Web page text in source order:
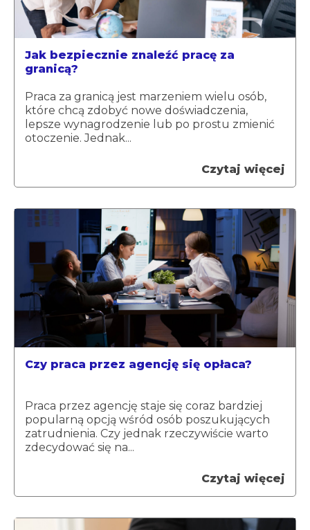
Jak bezpiecznie znaleźć pracę za
granicą?
Praca za granicą jest marzeniem wielu osób,
które chcą zdobyć nowe doświadczenia,
lepsze wynagrodzenie lub po prostu zmienić
otoczenie. Jednak...
Czytaj więcej
Czy praca przez agencję się opłaca?
Praca przez agencję staje się coraz bardziej
popularną opcją wśród osób poszukujących
zatrudnienia. Czy jednak rzeczywiście warto
zdecydować się na...
Czytaj więcej